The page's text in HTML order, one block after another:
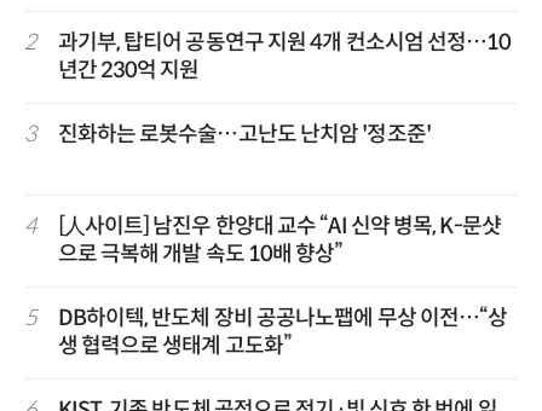
2
과기부, 탑티어 공동연구 지원 4개 컨소시엄 선정…10
년간 230억 지원
3 진화하는 로봇수술…고난도 난치암 '정조준'
4
[人사이트] 남진우 한양대 교수 “AI 신약 병목, K-문샷
으로 극복해 개발 속도 10배 향상”
5
DB하이텍, 반도체 장비 공공나노팹에 무상 이전…“상
생 협력으로 생태계 고도화”